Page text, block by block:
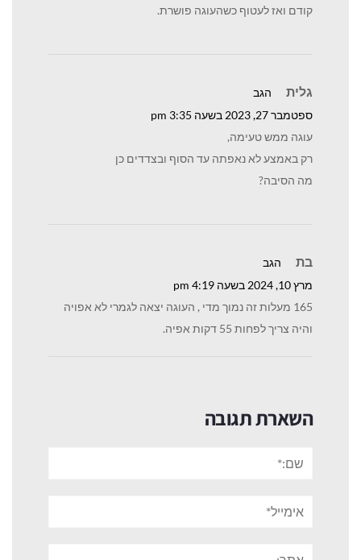
קודם ואז לעטוף כשהעוגה פושרת.
גלית
הגב
ספטמבר 27, 2023 בשעה 3:35 pm
עוגה ממש טעימה,
רק באמצע לא נאפתה עד הסוף ובצדדים כן
מה הסיבה?
בת
הגב
מרץ 10, 2024 בשעה 4:19 pm
165 מעלות זה נמוך מדי , העוגה יצאה לגמרי לא אפויה
והיה צריך לפחות 55 דקות אפיה.
השארת תגובה